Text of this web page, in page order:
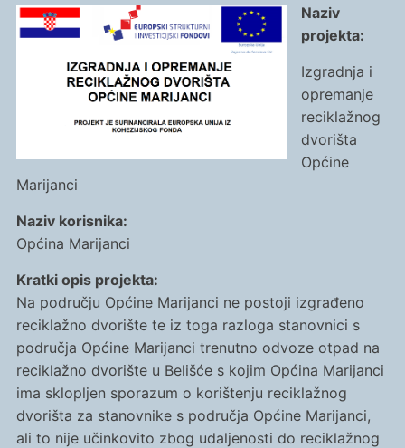
Naziv
projekta:
Izgradnja i
opremanje
reciklažnog
dvorišta
Općine
Marijanci
Naziv korisnika:
Općina Marijanci
Kratki opis projekta:
Na području Općine Marijanci ne postoji izgrađeno
reciklažno dvorište te iz toga razloga stanovnici s
područja Općine Marijanci trenutno odvoze otpad na
reciklažno dvorište u Belišće s kojim Općina Marijanci
ima sklopljen sporazum o korištenju reciklažnog
dvorišta za stanovnike s područja Općine Marijanci,
ali to nije učinkovito zbog udaljenosti do reciklažnog